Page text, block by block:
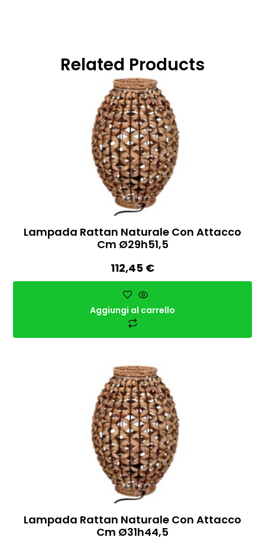
Related Products
Lampada Rattan Naturale Con Attacco
Cm Ø29h51,5
112,45 €
Aggiungi al carrello
Lampada Rattan Naturale Con Attacco
Cm Ø31h44,5